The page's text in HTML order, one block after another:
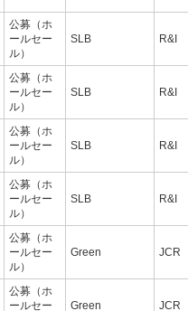
公募（ホ
ールセー
ル）
SLB R&I
公募（ホ
ールセー
ル）
SLB R&I
公募（ホ
ールセー
ル）
SLB R&I
公募（ホ
ールセー
ル）
SLB R&I
公募（ホ
ールセー
ル）
Green JCR
公募（ホ
ールセー
Green JCR